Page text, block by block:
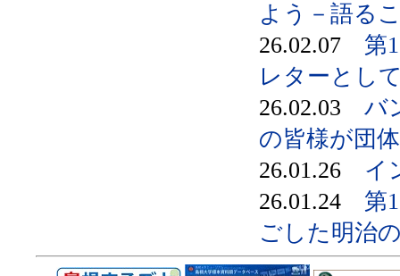
よう－語る
26.02.07 第
レターとし
26.02.03 バ
の皆様が団
26.01.26 イ
26.01.24 第
ごした明治